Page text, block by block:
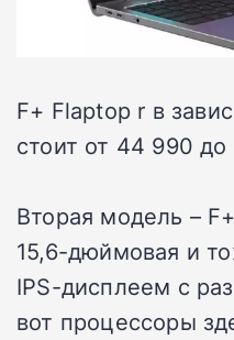
F+ Flaptop r в
стоит от 44 990
Вторая модель –
15,6-дюймовая и
IPS-дисплеем с
вот процессоры